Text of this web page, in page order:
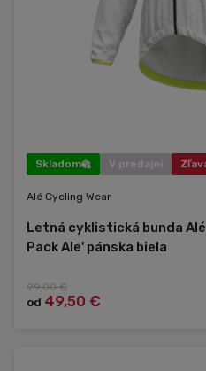
Skladom V predajni
Alé Cycling Wear
Letná cyklistická bunda
Pack Ale' pánska biela
99,00 €
od 49,50 €